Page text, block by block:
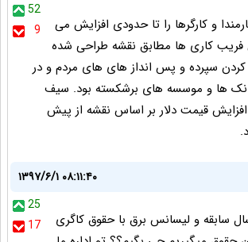
52
9
و کارگرها را تا حدودی افزایش می
فریب کاری ها مطابق نقشه طراحی شده
سپرده و پس انداز های های مردم و در
ها و موسسه های برشکسته بود. سیف
افزایش قیمت دلار بر اساس نقشه از پیش
۱۳۹۷/۶/۱ ۰۸:۱۱:۴۰
25
17
که با 12 سال سابقه و لیسانس برق با حقوق کاگری